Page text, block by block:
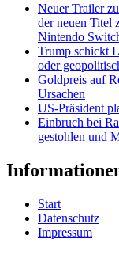
Neuer Trailer
der neuen Titel
Nintendo
Trump schickt
oder
Goldpreis auf
Ursachen
US-Präsident
Einbruch bei
gestohlen und
Start
Datenschutz
Impressum